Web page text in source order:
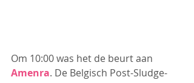
Om 10:00 was het de beurt aan
Amenra. De Belgisch Post-Sludge-